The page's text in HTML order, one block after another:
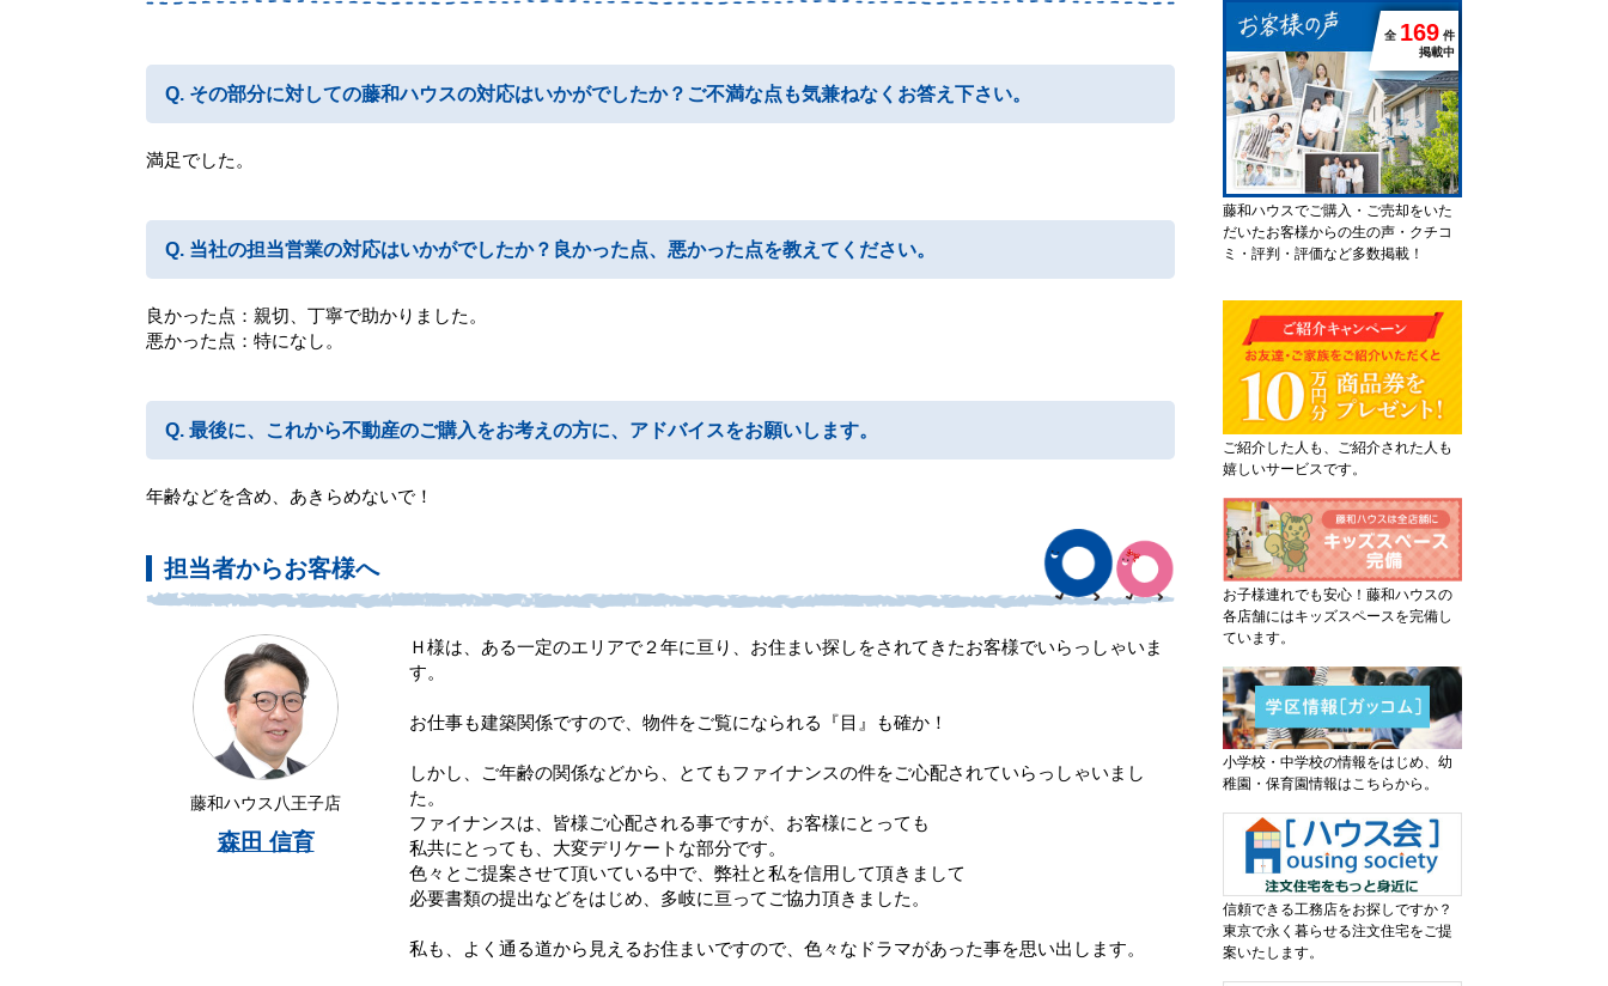
その部分に対しての藤和ハウスの対応はいかがでしたか？ご不満な点も気兼ねなくお答え下さい。
満足でした。
当社の担当営業の対応はいかがでしたか？良かった点、悪かった点を教えてください。
良かった点：親切、丁寧で助かりました。
悪かった点：特になし。
最後に、これから不動産のご購入をお考えの方に、アドバイスをお願いします。
年齢などを含め、あきらめないで！
担当者からお客様へ
藤和ハウス八王子店
森田 信育
Ｈ様は、ある一定のエリアで２年に亘り、お住まい探しをされてきたお客様でいらっしゃいま
す。
お仕事も建築関係ですので、物件をご覧になられる『目』も確か！
しかし、ご年齢の関係などから、とてもファイナンスの件をご心配されていらっしゃいまし
た。
ファイナンスは、皆様ご心配される事ですが、お客様にとっても
私共にとっても、大変デリケートな部分です。
色々とご提案させて頂いている中で、弊社と私を信用して頂きまして
必要書類の提出などをはじめ、多岐に亘ってご協力頂きました。
私も、よく通る道から見えるお住まいですので、色々なドラマがあった事を思い出します。
全 169 件
掲載中
藤和ハウスでご購入・ご売却をいた
だいたお客様からの生の声・クチコ
ミ・評判・評価など多数掲載！
ご紹介した人も、ご紹介された人も
嬉しいサービスです。
お子様連れでも安心！藤和ハウスの
各店舗にはキッズスペースを完備し
ています。
小学校・中学校の情報をはじめ、幼
稚園・保育園情報はこちらから。
信頼できる工務店をお探しですか？
東京で永く暮らせる注文住宅をご提
案いたします。